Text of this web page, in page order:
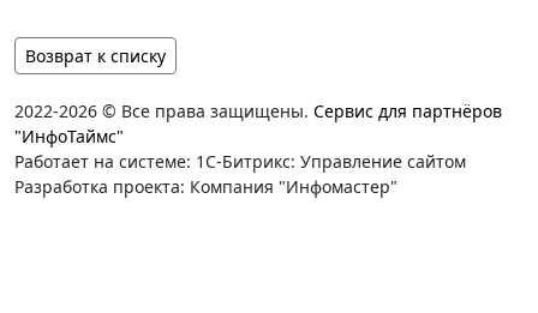
Возврат к списку
2022-2026 © Все права защищены. Сервис для партнёров
"ИнфоТаймс"
Работает на системе: 1С-Битрикс: Управление сайтом
Разработка проекта: Компания "Инфомастер"